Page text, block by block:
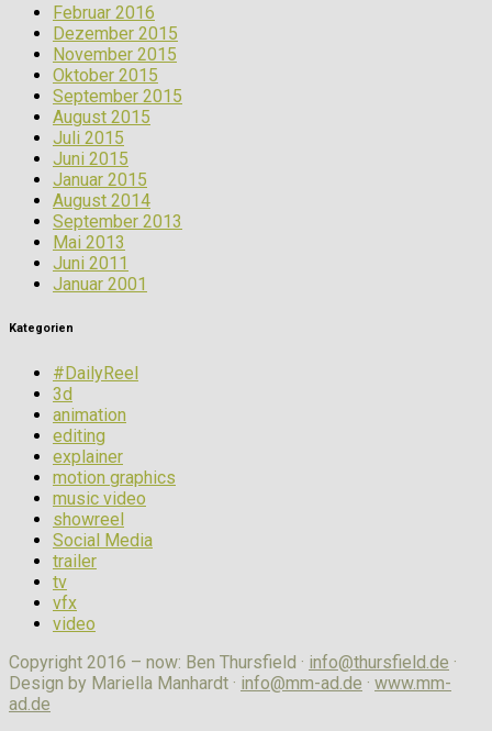
Februar 2016
Dezember 2015
November 2015
Oktober 2015
September 2015
August 2015
Juli 2015
Juni 2015
Januar 2015
August 2014
September 2013
Mai 2013
Juni 2011
Januar 2001
Kategorien
#DailyReel
3d
animation
editing
explainer
motion graphics
music video
showreel
Social Media
trailer
tv
vfx
video
Copyright 2016 – now: Ben Thursfield · info@thursfield.de ·
Design by Mariella Manhardt · info@mm-ad.de · www.mm-
ad.de